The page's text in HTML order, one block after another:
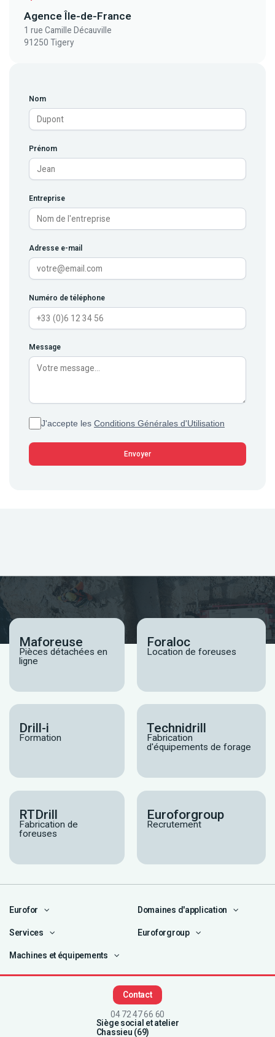
Agence Île-de-France
1 rue Camille Décauville
91250 Tigery
Nom
Prénom
Entreprise
Adresse e-mail
Numéro de téléphone
Message
J'accepte les Conditions Générales d'Utilisation
Maforeuse
Pièces détachées en
ligne
Foraloc
Location de foreuses
Drill-i
Formation
Technidrill
Fabrication
d'équipements de forage
RTDrill
Fabrication de
foreuses
Euroforgroup
Recrutement
Eurofor Domaines d'application
Services Euroforgroup
Machines et équipements
Contact
04 72 47 66 60
Siège social et atelier
Chassieu (69)